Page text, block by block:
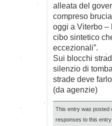
alleata del
compreso
oggi a Viterbo –
cibo sintetico
eccezionali”.
Sui blocchi
silenzio di
strade deve
(da agenzie)
This entry was posted
responses to this